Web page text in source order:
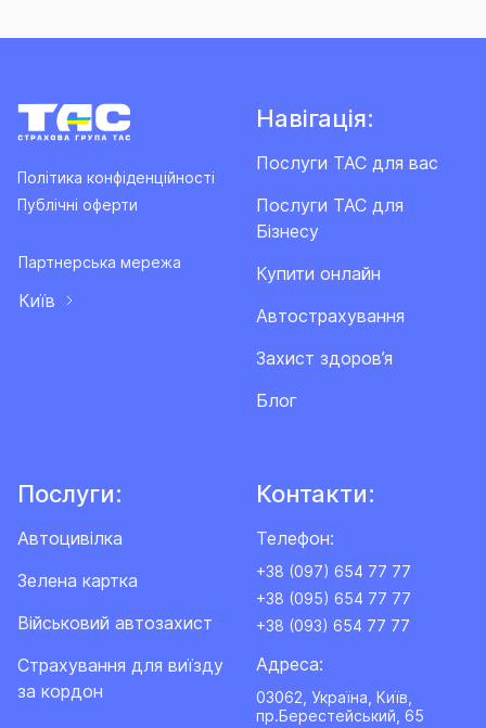
Політика конфіденційності
Публічні оферти
Партнерська мережа
Київ
Навігація:
Послуги ТАС для вас
Послуги ТАС для
Бізнесу
Купити онлайн
Автострахування
Захист здоров’я
Блог
Послуги:
Автоцивілка
Зелена картка
Військовий автозахист
Cтрахування для виїзду
за кордон
Контакти:
Телефон:
+38 (097) 654 77 77
+38 (095) 654 77 77
+38 (093) 654 77 77
Адреса:
03062, Україна, Київ,
пр.Берестейський, 65